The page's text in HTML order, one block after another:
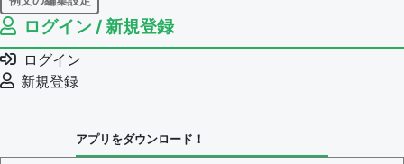
例文の編集権限を持つユーザー -
例文の削除を審査する
審査に対する投票権限を持つユーザー -
決定に必要な投票数 -
問題の編集権限を持つユーザー -すべてのユーザー
ログイン / 新規登録
ログイン
新規登録
アプリをダウンロード！